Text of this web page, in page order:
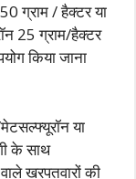
ग्राम / हैक्टर या
25 ग्राम/हैक्टर
किया जाना
या
के साथ
खरपतवारों की